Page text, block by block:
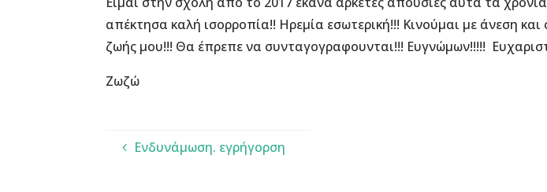
απέκτησα καλή ισορροπία!! Ηρεμία εσωτερική!!! Κινούμαι με άνεση
ζωής μου!!! Θα έπρεπε να συνταγογραφουνται!!! Ευγνώμων!!!!!
Ζωζώ
Ενδυνάμωση. εγρήγορση